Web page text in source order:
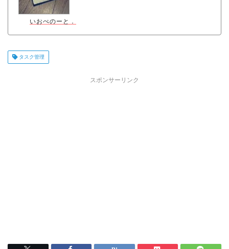
いおぺのーと．
タスク管理
スポンサーリンク